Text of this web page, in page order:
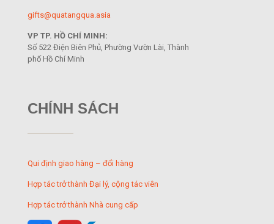
gifts@quatangqua.asia
VP TP. HỒ CHÍ MINH:
Số 522 Điện Biên Phủ, Phường Vườn Lài, Thành
phố Hồ Chí Minh
CHÍNH SÁCH
Qui định giao hàng – đổi hàng
Hợp tác trở thành Đại lý, cộng tác viên
Hợp tác trở thành Nhà cung cấp